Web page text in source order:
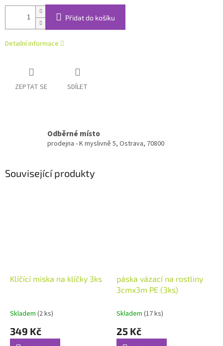
Přidat do košíku
Detailní informace
ZEPTAT SE SDÍLET
Odběrné místo
prodejna - K myslivně 5, Ostrava, 70800
Související produkty
Klíčící miska na klíčky 3ks
Skladem (2 ks)
349 Kč
páska vázací na rostliny
3cmx3m PE (3ks)
Skladem (17 ks)
25 Kč